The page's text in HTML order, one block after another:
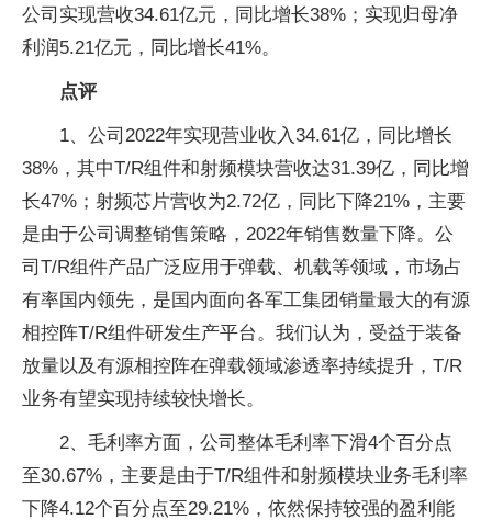
公司实现营收34.61亿元，同比增长38%；实现归母净
利润5.21亿元，同比增长41%。
点评
1、公司2022年实现营业收入34.61亿，同比增长
38%，其中T/R组件和射频模块营收达31.39亿，同比增
长47%；射频芯片营收为2.72亿，同比下降21%，主要
是由于公司调整销售策略，2022年销售数量下降。公
司T/R组件产品广泛应用于弹载、机载等领域，市场占
有率国内领先，是国内面向各军工集团销量最大的有源
相控阵T/R组件研发生产平台。我们认为，受益于装备
放量以及有源相控阵在弹载领域渗透率持续提升，T/R
业务有望实现持续较快增长。
2、毛利率方面，公司整体毛利率下滑4个百分点
至30.67%，主要是由于T/R组件和射频模块业务毛利率
下降4.12个百分点至29.21%，依然保持较强的盈利能